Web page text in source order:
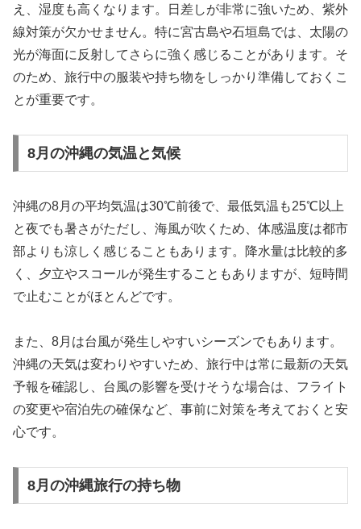
え、湿度も高くなります。日差しが非常に強いため、紫外
線対策が欠かせません。特に宮古島や石垣島では、太陽の
光が海面に反射してさらに強く感じることがあります。そ
のため、旅行中の服装や持ち物をしっかり準備しておくこ
とが重要です。
8月の沖縄の気温と気候
沖縄の8月の平均気温は30℃前後で、最低気温も25℃以上
と夜でも暑さがただし、海風が吹くため、体感温度は都市
部よりも涼しく感じることもあります。降水量は比較的多
く、夕立やスコールが発生することもありますが、短時間
で止むことがほとんどです。
また、8月は台風が発生しやすいシーズンでもあります。
沖縄の天気は変わりやすいため、旅行中は常に最新の天気
予報を確認し、台風の影響を受けそうな場合は、フライト
の変更や宿泊先の確保など、事前に対策を考えておくと安
心です。
8月の沖縄旅行の持ち物